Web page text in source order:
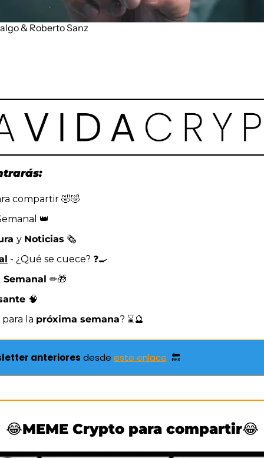
& Roberto Sanz
compartir 🤣🤣
👑
y Noticias 🗞️
- ¿Qué se cuece? ❓🍳
Semanal ✏️🎁
🧠
la próxima semana? ⌛🔮
anteriores desde este enlace 🔙
😂MEME Crypto para compartir😂